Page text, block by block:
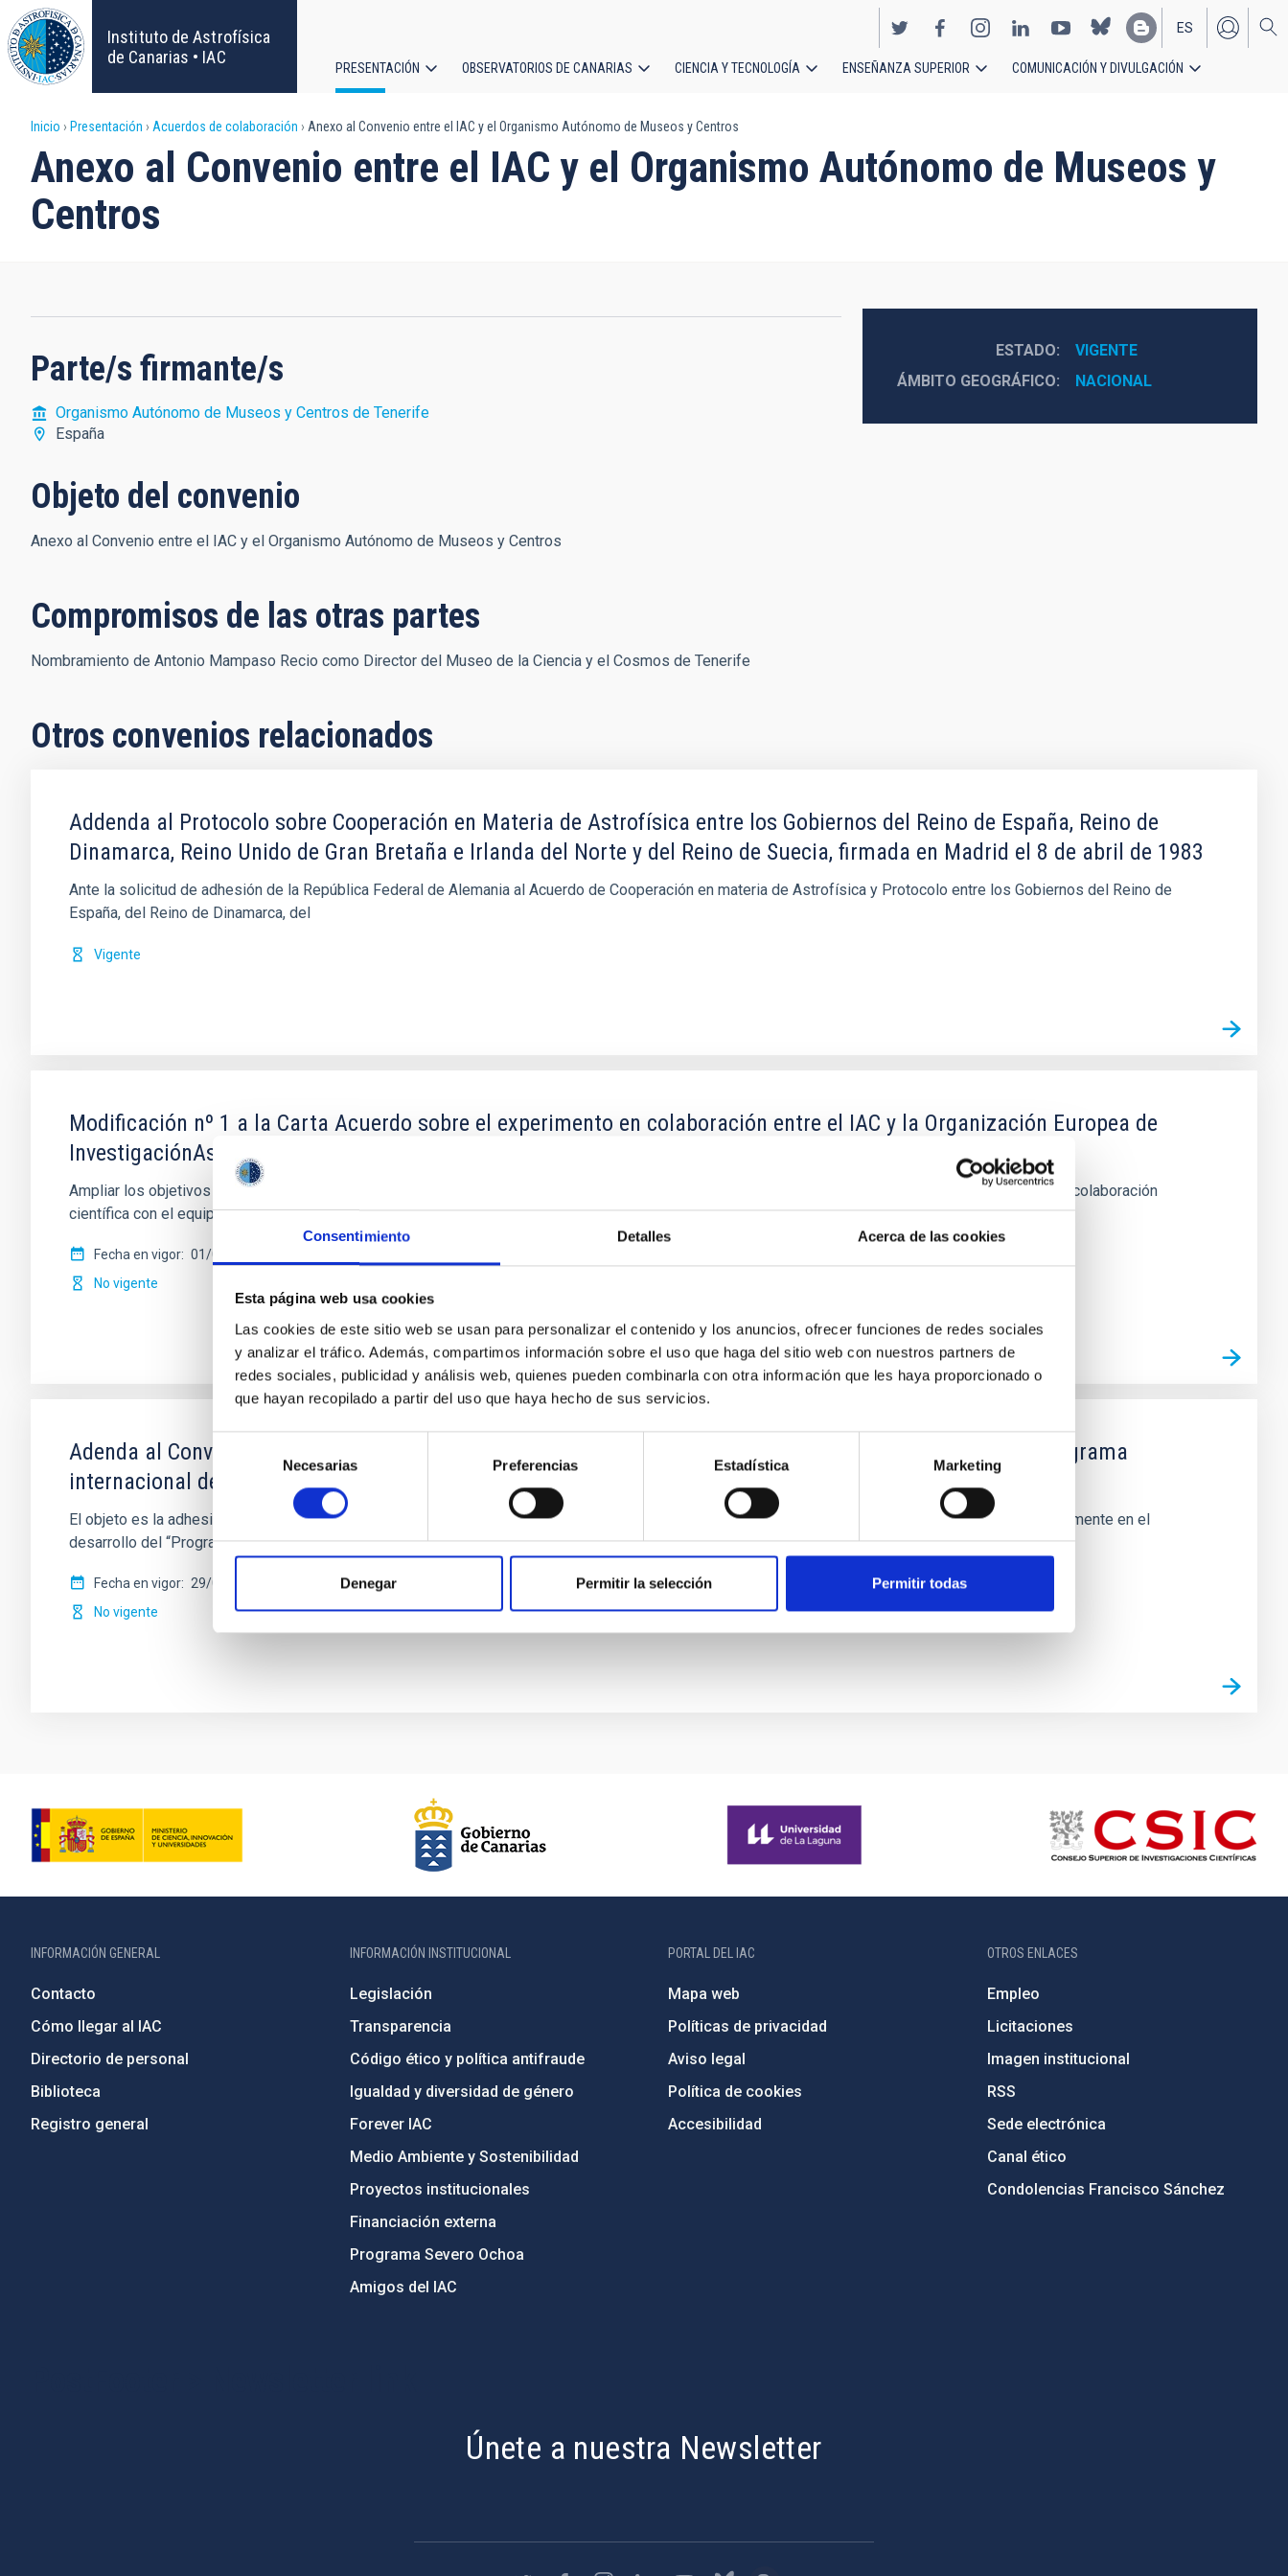
Consentimiento Detalles Acerca de las cookies
Esta página web usa cookies
Las cookies de este sitio web se usan para personalizar el contenido y los anuncios, ofrecer funciones de redes sociales
y analizar el tráfico. Además, compartimos información sobre el uso que haga del sitio web con nuestros partners de
redes sociales, publicidad y análisis web, quienes pueden combinarla con otra información que les haya proporcionado o
que hayan recopilado a partir del uso que haya hecho de sus servicios.
consentimiento
Necesarias Preferencias Estadística Marketing
Denegar Permitir la selección Permitir todas
Pasar
al
contenido
principal
Instituto de Astrofísica
de Canarias • IAC
EN
ES
Navegación
principal
PRESENTACIÓN OBSERVATORIOS DE CANARIAS CIENCIA Y TECNOLOGÍA ENSEÑANZA SUPERIOR COMUNICACIÓN Y DIVULGACIÓN
Sobrescribir
enlaces
de
a
la
navegación
Inicio Presentación Acuerdos de colaboración Anexo al Convenio entre el IAC y el Organismo Autónomo de Museos y Centros
Anexo al Convenio entre el IAC y el Organismo Autónomo de Museos y
Centros
Parte/s firmante/s
Organismo Autónomo de Museos y Centros de Tenerife
España
Objeto del convenio
Anexo al Convenio entre el IAC y el Organismo Autónomo de Museos y Centros
Compromisos de las otras partes
Nombramiento de Antonio Mampaso Recio como Director del Museo de la Ciencia y el Cosmos de Tenerife
ESTADO
VIGENTE
ÁMBITO GEOGRÁFICO
NACIONAL
Otros convenios relacionados
Addenda al Protocolo sobre Cooperación en Materia de Astrofísica entre los Gobiernos del Reino de España, Reino de
Dinamarca, Reino Unido de Gran Bretaña e Irlanda del Norte y del Reino de Suecia, firmada en Madrid el 8 de abril de 1983
Ante la solicitud de adhesión de la República Federal de Alemania al Acuerdo de Cooperación en materia de Astrofísica y Protocolo entre los Gobiernos del Reino de
España, del Reino de Dinamarca, del
Vigente
Modificación nº 1 a la Carta Acuerdo sobre el experimento en colaboración entre el IAC y la Organización Europea de
InvestigaciónAstronómica Hemisferio Sur.
Ampliar los objetivos de la colaboración para permitir que los experimentos de campo LGS-AO sean realizados en el telescopio WHT de La Palma en colaboración
científica con el equipo de sistemas de
Fecha en vigor 01/02/2017
No vigente
Adenda al Convenio de colaboración entre el IAC, Fundación CajaCanarias y Fundación La Caixa para el programa
internacional de Becas de Doctorado
El objeto es la adhesión de la Fundación CajaCanarias al convenio de colaboración de fecha 23 de enero de 2013 con la finalidad de colaborar conjuntamente en el
desarrollo del “Programa Internacional
Fecha en vigor 29/07/2015
31/12/2016
No vigente
INFORMACIÓN GENERAL
Contacto
Cómo llegar al IAC
Directorio de personal
Biblioteca
Registro general
INFORMACIÓN INSTITUCIONAL
Legislación
Transparencia
Código ético y política antifraude
Igualdad y diversidad de género
Forever IAC
Medio Ambiente y Sostenibilidad
Proyectos institucionales
Financiación externa
Programa Severo Ochoa
Amigos del IAC
PORTAL DEL IAC
Mapa web
Políticas de privacidad
Aviso legal
Política de cookies
Accesibilidad
OTROS ENLACES
Empleo
Licitaciones
Imagen institucional
RSS
Sede electrónica
Canal ético
Condolencias Francisco Sánchez
Únete a nuestra Newsletter